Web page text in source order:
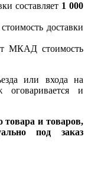
составляет 1 000
доставки
МКАД стоимость
или входа на
и
товара и товаров,
под заказ